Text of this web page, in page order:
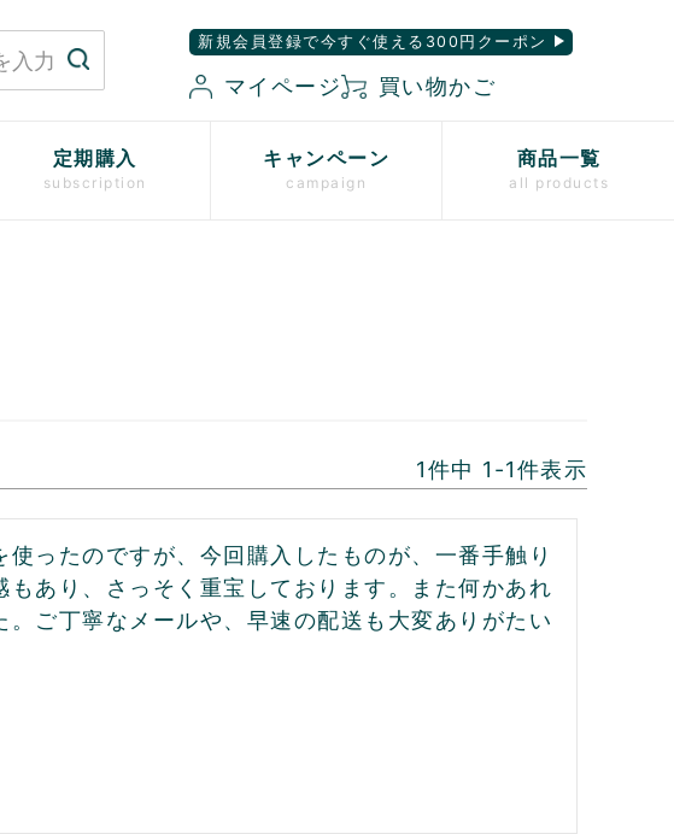
新規会員登録で今すぐ使える300円クーポン
マイページ 買い物かご
定期購入
subscription
キャンペーン
campaign
商品一覧
all products
1件中 1 -1件表示
ったのですが、今回購入したものが、一番手触り
もあり、さっそく重宝しております。また何かあれ
ご丁寧なメールや、早速の配送も大変ありがたい